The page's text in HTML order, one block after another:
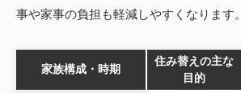
事や家事の負担も軽減しやすくなります。
家族構成・時期
住み替えの主な
目的